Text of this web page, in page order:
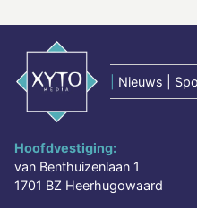
Nieuws |
Hoofdvestiging:
van Benthuizenlaan 1
1701 BZ Heerhugowaard